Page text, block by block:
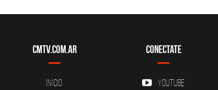
CMTV.com.ar
Inicio
Conectate
YouTube